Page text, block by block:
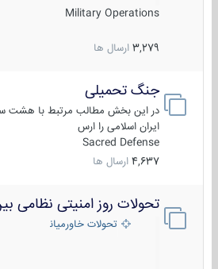
Military Operations
3,279 ارسال ها
جنگ تحمیلی
در این بخش مطالب مرتبط با هشت
ایران اسلامی را ارس
Sacred Defense
4,637 ارسال ها
تحولات روز امنیتی نظامی بین
تحولات خاورمیانه